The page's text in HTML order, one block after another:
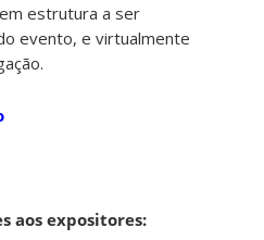
estrutura a ser
evento, e virtualmente
aos expositores: